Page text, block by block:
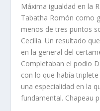
Máxima igualdad en la
Tabatha Romón como
menos de tres puntos
Cecilia. Un resultado
en la general del
Completaban el podio
con lo que había
una especialidad en la
fundamental. Chapeau